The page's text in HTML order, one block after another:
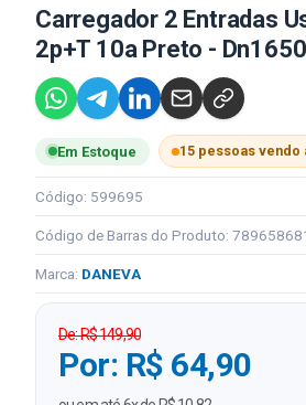
Carregador 2 Entradas
2p+T 10a Preto -
Em Estoque 15 pessoas vendo
Código: 599695
Código de Barras do Produto:
Marca: DANEVA
De: R$ 149,90
Por: R$ 64,90